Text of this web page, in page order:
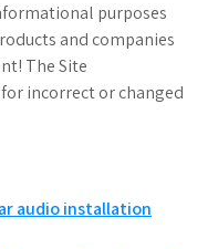
purposes
and companies
The Site
incorrect or changed
audio installation